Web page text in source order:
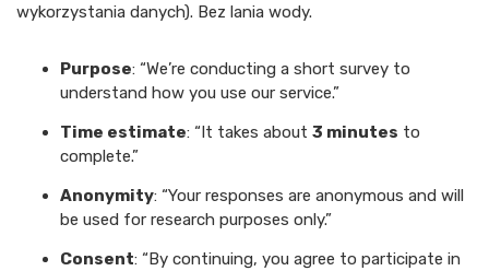
wykorzystania danych). Bez lania wody.
Purpose: “We’re conducting a short survey to
understand how you use our service.”
Time estimate: “It takes about 3 minutes to
complete.”
Anonymity: “Your responses are anonymous and will
be used for research purposes only.”
Consent: “By continuing, you agree to participate in